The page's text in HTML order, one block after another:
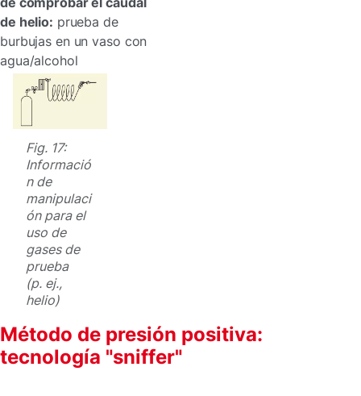
Fig. 17:
Informació
n de
manipulaci
ón para el
uso de
gases de
prueba
(p. ej.,
helio)
de helio: prueba de
burbujas en un vaso con
agua/alcohol
Método de presión positiva:
tecnología "sniffer"